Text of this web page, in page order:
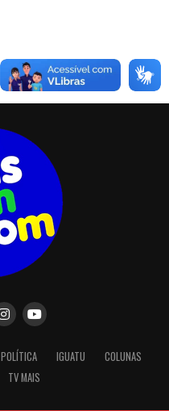
POLÍTICA IGUATU
COLUNAS
TV MAIS